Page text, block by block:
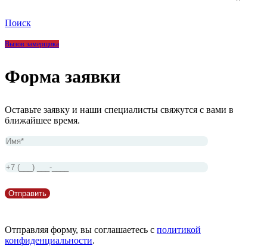
Поиск
Вызов замерщика
Форма заявки
Оставьте заявку и наши специалисты свяжутся с вами в
ближайшее время.
Отправляя форму, вы соглашаетесь с политикой
конфиденциальности.